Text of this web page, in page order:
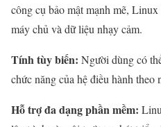
công cụ bảo mật mạnh mẽ,
máy chủ và dữ liệu nhạy cảm.
Tính tùy biến: Người dùng có
chức năng của hệ điều hành theo
Hỗ trợ đa dạng phần mềm: